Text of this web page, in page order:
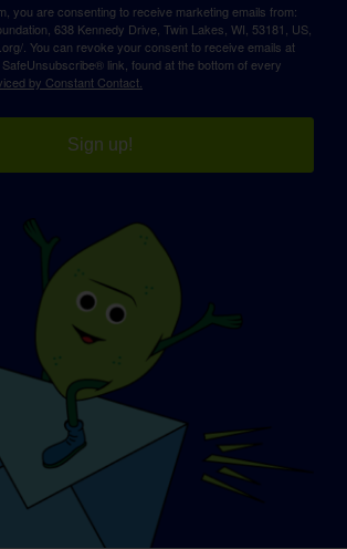
you are consenting to receive marketing emails from:
638 Kennedy Drive, Twin Lakes, WI, 53181, US,
. You can revoke your consent to receive emails at
link, found at the bottom of every
by Constant Contact.
Sign up!